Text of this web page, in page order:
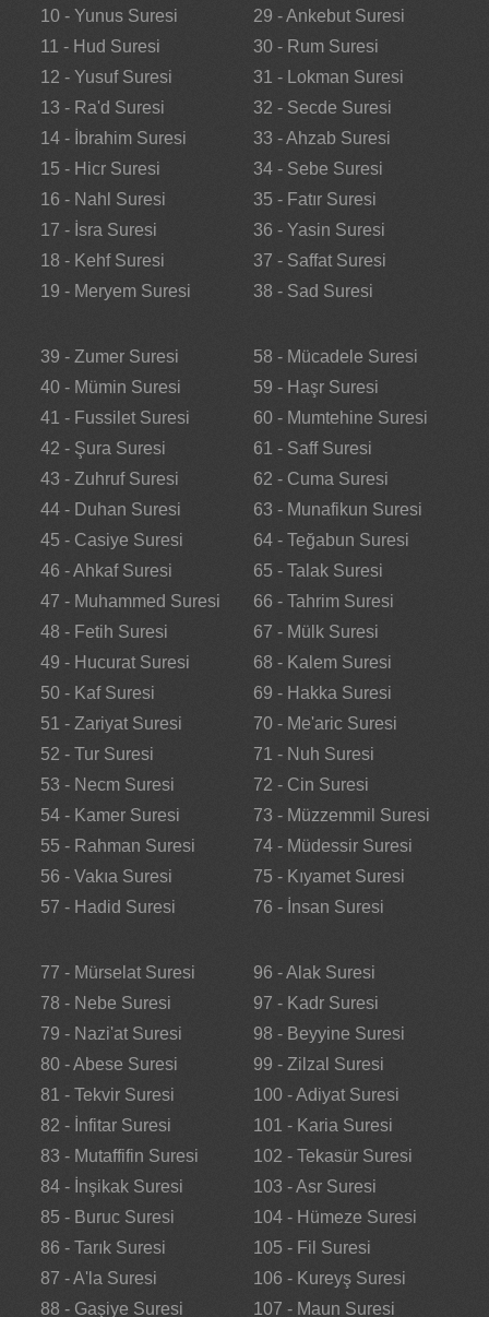
10 - Yunus Suresi
11 - Hud Suresi
12 - Yusuf Suresi
13 - Ra'd Suresi
14 - İbrahim Suresi
15 - Hicr Suresi
16 - Nahl Suresi
17 - İsra Suresi
18 - Kehf Suresi
19 - Meryem Suresi
29 - Ankebut Suresi
30 - Rum Suresi
31 - Lokman Suresi
32 - Secde Suresi
33 - Ahzab Suresi
34 - Sebe Suresi
35 - Fatır Suresi
36 - Yasin Suresi
37 - Saffat Suresi
38 - Sad Suresi
39 - Zumer Suresi
40 - Mümin Suresi
41 - Fussilet Suresi
42 - Şura Suresi
43 - Zuhruf Suresi
44 - Duhan Suresi
45 - Casiye Suresi
46 - Ahkaf Suresi
47 - Muhammed Suresi
48 - Fetih Suresi
49 - Hucurat Suresi
50 - Kaf Suresi
51 - Zariyat Suresi
52 - Tur Suresi
53 - Necm Suresi
54 - Kamer Suresi
55 - Rahman Suresi
56 - Vakıa Suresi
57 - Hadid Suresi
58 - Mücadele Suresi
59 - Haşr Suresi
60 - Mumtehine Suresi
61 - Saff Suresi
62 - Cuma Suresi
63 - Munafikun Suresi
64 - Teğabun Suresi
65 - Talak Suresi
66 - Tahrim Suresi
67 - Mülk Suresi
68 - Kalem Suresi
69 - Hakka Suresi
70 - Me'aric Suresi
71 - Nuh Suresi
72 - Cin Suresi
73 - Müzzemmil Suresi
74 - Müdessir Suresi
75 - Kıyamet Suresi
76 - İnsan Suresi
77 - Mürselat Suresi
78 - Nebe Suresi
79 - Nazi'at Suresi
80 - Abese Suresi
81 - Tekvir Suresi
82 - İnfitar Suresi
83 - Mutaffifin Suresi
84 - İnşikak Suresi
85 - Buruc Suresi
86 - Tarık Suresi
87 - A'la Suresi
88 - Gaşiye Suresi
96 - Alak Suresi
97 - Kadr Suresi
98 - Beyyine Suresi
99 - Zilzal Suresi
100 - Adiyat Suresi
101 - Karia Suresi
102 - Tekasür Suresi
103 - Asr Suresi
104 - Hümeze Suresi
105 - Fil Suresi
106 - Kureyş Suresi
107 - Maun Suresi